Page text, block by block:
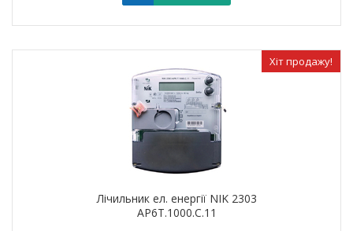
Хіт продажу!
Лічильник ел. енергії NIK 2303
АР6Т.1000.С.11